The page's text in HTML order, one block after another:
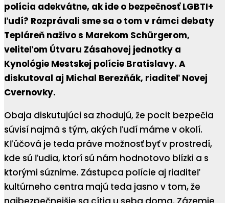
polícia adekvátne, ak ide o bezpečnosť LGBTI+
ľudí? Rozprávali sme sa o tom v rámci debaty
Tepláreň naživo s Marekom Schürgerom,
veliteľom Útvaru Zásahovej jednotky a
Kynológie Mestskej polície Bratislavy. A
diskutoval aj Michal Berezňák, riaditeľ Novej
Cvernovky.
Obaja diskutujúci sa zhodujú, že pocit bezpečia
súvisí najmä s tým, akých ľudí máme v okolí.
Kľúčová je teda práve možnosť byť v prostredí,
kde sú ľudia, ktorí sú nám hodnotovo blízki a s
ktorými súznime. Zástupca polície aj riaditeľ
kultúrneho centra majú teda jasno v tom, že